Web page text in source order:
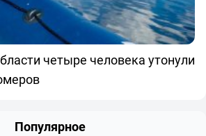
четыре человека утонули
Популярное